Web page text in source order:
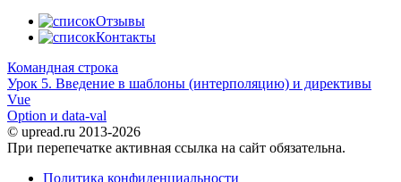
Отзывы
Контакты
Командная строка
Урок 5. Введение в шаблоны (интерполяцию) и директивы
Vue
Option и data-val
© upread.ru 2013-2026
При перепечатке активная ссылка на сайт обязательна.
Политика конфиденциальности